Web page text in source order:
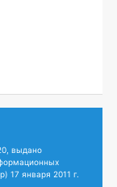
выдано
17 января 2011 г.